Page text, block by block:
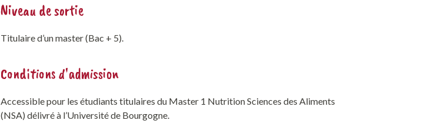
Niveau de sortie
Titulaire d’un master (Bac + 5).
Conditions d'admission
Accessible pour les étudiants titulaires du Master 1 Nutrition Sciences des Aliments
(NSA) délivré à l’Université de Bourgogne.